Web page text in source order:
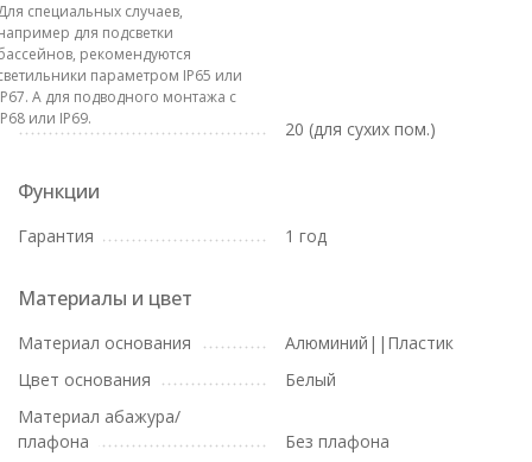
специальных случаев,
для подсветки
рекомендуются
параметром IP65 или
А для подводного монтажа с
или IP69.
20 (для сухих пом.)
Функции
Гарантия 1 год
Материалы и цвет
Материал основания
Алюминий||Пластик
Цвет основания
Белый
Материал абажура/
плафона
Без плафона